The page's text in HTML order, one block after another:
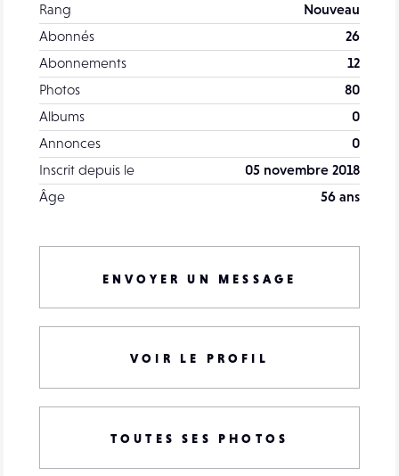
Rang
Nouveau
Abonnés
26
Abonnements
12
Photos
80
Albums
0
Annonces
0
Inscrit depuis le
05 novembre 2018
Âge
56 ans
ENVOYER UN MESSAGE
VOIR LE PROFIL
TOUTES SES PHOTOS